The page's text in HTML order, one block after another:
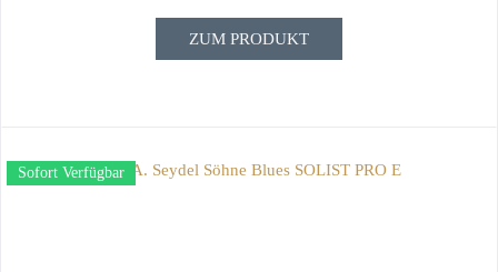
ZUM PRODUKT
Sofort Verfügbar